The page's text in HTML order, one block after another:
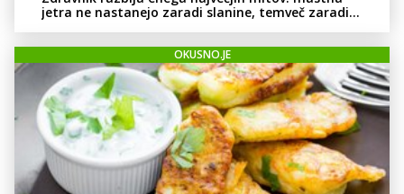
jetra ne nastanejo zaradi slanine, temveč zaradi
OKUSNO.JE